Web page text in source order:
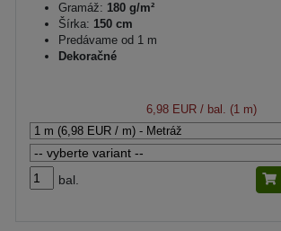
Gramáž: 180 g/m²
Šírka: 150 cm
Predávame od 1 m
Dekoračné
6,98 EUR/ bal. (1 m)
bal.